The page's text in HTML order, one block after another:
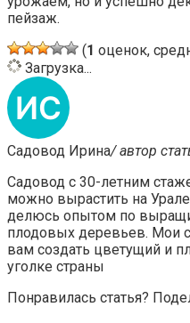
пейзаж.
(1 оценок,
Загрузка...
Садовод Ирина/ автор
Садовод с 30-летним
можно вырастить на
делюсь опытом по
плодовых деревьев. Мои
вам создать цветущий и
уголке страны
Понравилась статья?